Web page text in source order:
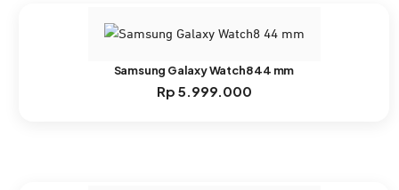
Samsung Galaxy Watch8 44 mm
Rp 5.999.000